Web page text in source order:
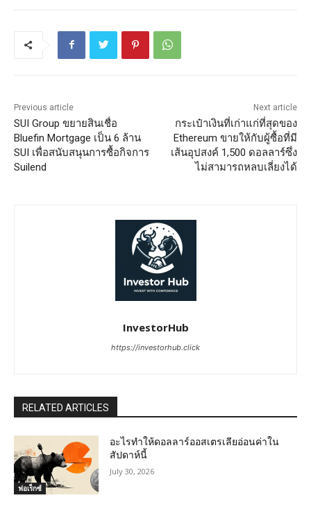
Previous article
SUI Group ขยายสินเชื่อ
Bluefin Mortgage เป็น 6 ล้าน
SUI เพื่อสนับสนุนการซื้อกิจการ
Suilend
Next article
กระเป๋าเงินที่เก่าแก่ที่สุดของ
Ethereum ขายให้กับผู้ซื้อที่มี
เส้นอุปสงค์ 1,500 ดอลลาร์ซึ่ง
ไม่สามารถหลบเลี่ยงได้
InvestorHub
https://investorhub.click
RELATED ARTICLES
ฟอเร็กซ์
อะไรทำให้ดอลลาร์ออสเตรเลียอ่อนค่าใน
สัปดาห์นี้
July 30, 2026